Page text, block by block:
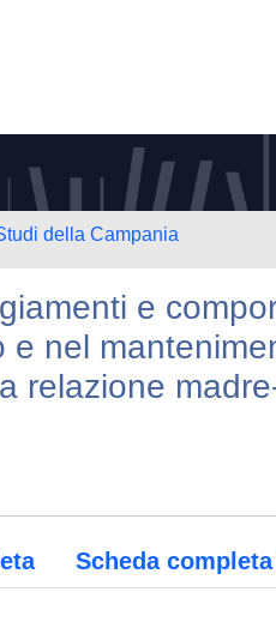
della Campania
e
e nel
relazione
Scheda completa